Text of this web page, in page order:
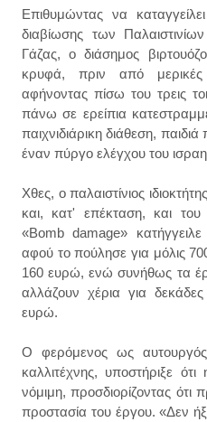
Επιθυμώντας να
διαβίωσης των
Γάζας, ο διάσημος
κρυφά, πριν από μερικές
αφήνοντας πίσω του τρεις
πάνω σε ερείπια
παιχνιδιάρικη διάθεση,
έναν πύργο ελέγχου του
Χθες, ο παλαιστίνιος
και, κατ' επέκταση, και
«Bomb damage»
αφού το πούλησε για μόλις
160 ευρώ, ενώ συνήθως τα
αλλάζουν χέρια για
ευρώ.
Ο φερόμενος ως
καλλιτέχνης, υποστήριξε
νόμιμη, προσδιορίζοντας ότι
προστασία του έργου. «Δεν